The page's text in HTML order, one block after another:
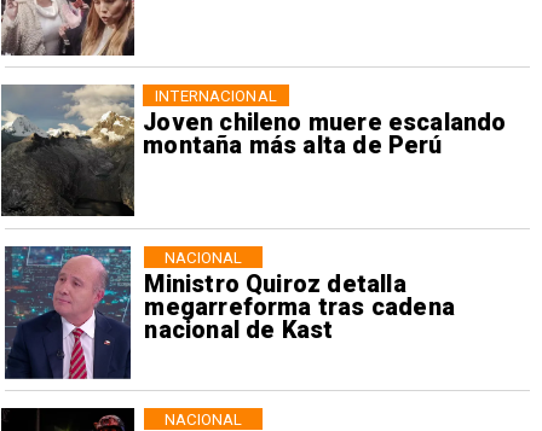
Joven chileno muere escalando
montaña más alta de Perú
INTERNACIONAL
Ministro Quiroz detalla
megarreforma tras cadena
nacional de Kast
NACIONAL
NACIONAL